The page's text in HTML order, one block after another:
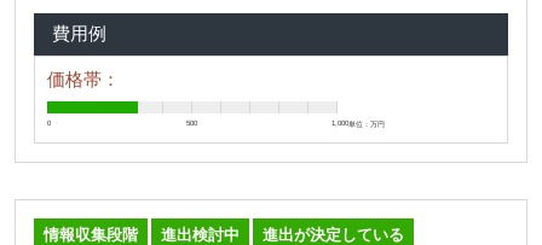
費用例
価格帯：
0 500 1,000単位：万円
情報収集段階 進出検討中
進出が決定している